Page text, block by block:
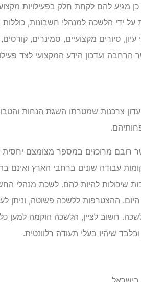
מגיע להם לקחת חלק בפעילויות
על ידי הלשכה למנהלי חשבונות,
עיון, סיורים מקצועיים, סמינרים,
הרחבה ועדכון הידע המקצועי לצד
צרכנות שמטרתו השגת הנחות
רובם מרוכזים במספר מצומצם
עבודה שונים ברחבי הארץ ואינם
שיכולות להיות להם. לשכת מנהלי
ההצטרפות ללשכה פשוטה, וניתן
חשוב לציין, הלשכה הוקמה למען
שיהיו בעלי תעודה רלוונטית.